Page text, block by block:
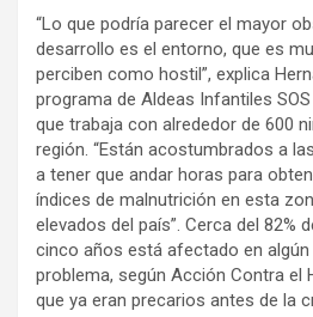
“Lo que podría parecer el mayor
desarrollo es el entorno, que es
perciben como hostil”, explica
programa de Aldeas Infantiles SOS
que trabaja con alrededor de 600
región. “Están acostumbrados a
a tener que andar horas para
índices de malnutrición en esta
elevados del país”. Cerca del 82%
cinco años está afectado en
problema, según Acción Contra el
que ya eran precarios antes de la